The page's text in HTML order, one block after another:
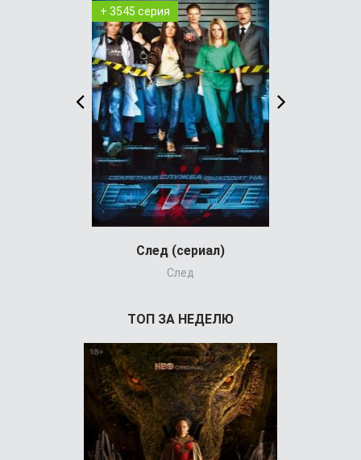
+ 3545 серия
След (сериал)
След
ТОП ЗА НЕДЕЛЮ